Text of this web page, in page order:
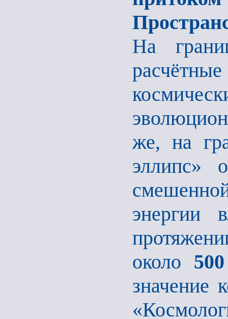
На
же, на
эллипс»
энергии
около
значение